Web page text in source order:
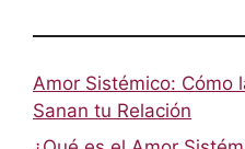
Amor Sistémico: Cómo
Sanan tu Relación